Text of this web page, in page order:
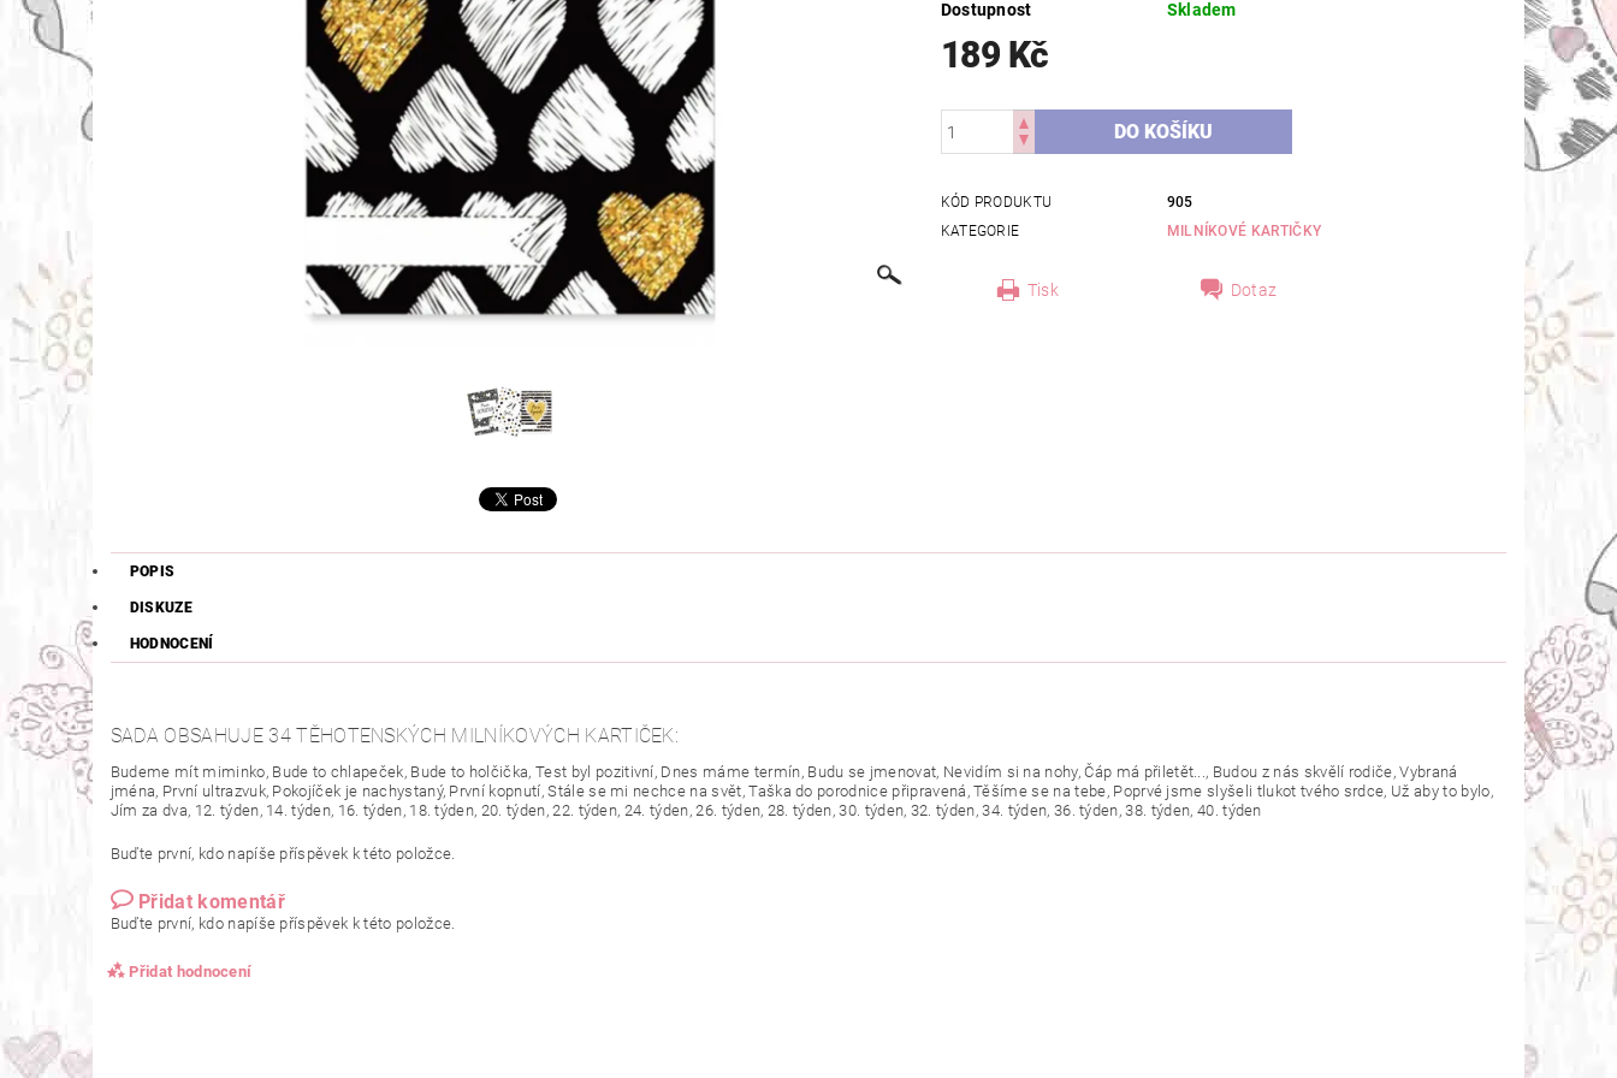
Dostupnost Skladem
189 Kč
KÓD PRODUKTU
905
KATEGORIE
MILNÍKOVÉ KARTIČKY
Tisk Dotaz
POPIS
DISKUZE
HODNOCENÍ
SADA OBSAHUJE 34 TĚHOTENSKÝCH MILNÍKOVÝCH KARTIČEK:
Budeme mít miminko, Bude to chlapeček, Bude to holčička, Test byl pozitivní, Dnes máme termín, Budu se jmenovat, Nevidím si na nohy, Čáp má přiletět..., Budou z nás skvělí rodiče, Vybraná
jména, První ultrazvuk, Pokojíček je nachystaný, První kopnutí, Stále se mi nechce na svět, Taška do porodnice připravená, Těšíme se na tebe, Poprvé jsme slyšeli tlukot tvého srdce, Už aby to bylo,
Jím za dva, 12. týden, 14. týden, 16. týden, 18. týden, 20. týden, 22. týden, 24. týden, 26. týden, 28. týden, 30. týden, 32. týden, 34. týden, 36. týden, 38. týden, 40. týden
Buďte první, kdo napíše příspěvek k této položce.
Přidat komentář
Buďte první, kdo napíše příspěvek k této položce.
Přidat hodnocení